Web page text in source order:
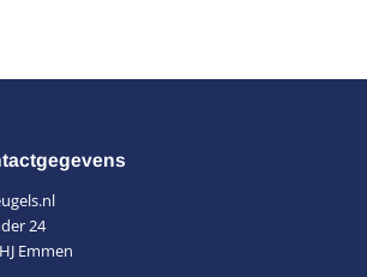
24
Emmen